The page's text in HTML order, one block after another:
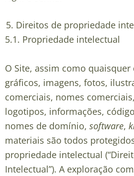
Direitos de propriedade
5.1. Propriedade intelectual
O Site, assim como
gráficos, imagens, fotos,
comerciais, nomes
logotipos, informações,
nomes de domínio, software,
materiais são todos
propriedade intelectual (“
Intelectual”). A exploração